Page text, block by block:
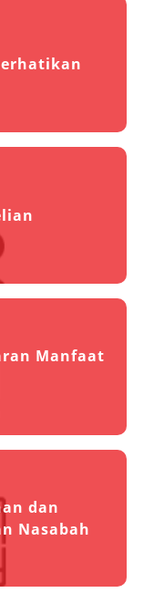
Manfaat
dan
Nasabah